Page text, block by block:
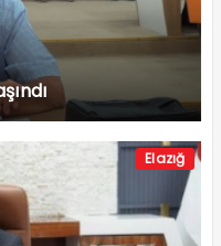
Elazığ